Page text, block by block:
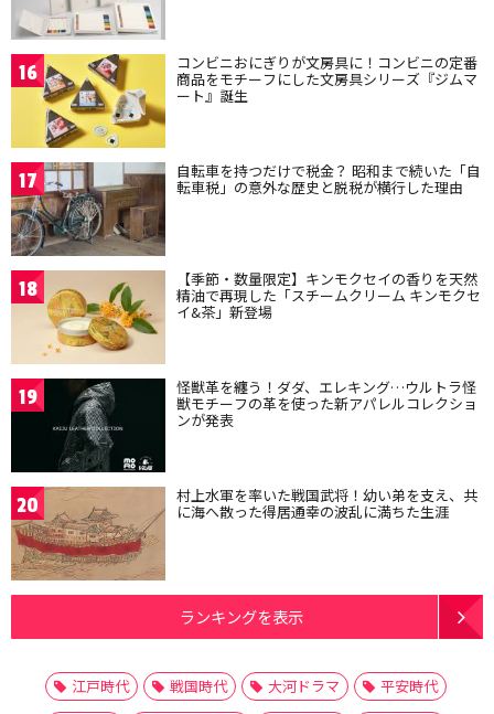
16 コンビニおにぎりが文房具に！コンビニの定番
商品をモチーフにした文房具シリーズ『ジムマ
ート』誕生
17 自転車を持つだけで税金？ 昭和まで続いた「自
転車税」の意外な歴史と脱税が横行した理由
18 【季節・数量限定】キンモクセイの香りを天然
精油で再現した「スチームクリーム キンモクセ
イ&茶」新登場
19 怪獣革を纏う！ダダ、エレキング…ウルトラ怪
獣モチーフの革を使った新アパレルコレクショ
ンが発表
20 村上水軍を率いた戦国武将！幼い弟を支え、共
に海へ散った得居通幸の波乱に満ちた生涯
ランキングを表示
江戸時代 戦国時代 大河ドラマ
平安時代